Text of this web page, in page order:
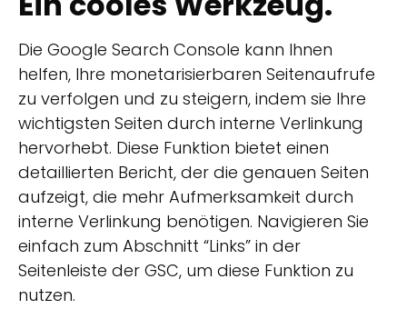
Die Google Search Console kann Ihnen
helfen, Ihre monetarisierbaren Seitenaufrufe
zu verfolgen und zu steigern, indem sie Ihre
wichtigsten Seiten durch interne Verlinkung
hervorhebt. Diese Funktion bietet einen
detaillierten Bericht, der die genauen Seiten
aufzeigt, die mehr Aufmerksamkeit durch
interne Verlinkung benötigen. Navigieren Sie
einfach zum Abschnitt “Links” in der
Seitenleiste der GSC, um diese Funktion zu
nutzen.